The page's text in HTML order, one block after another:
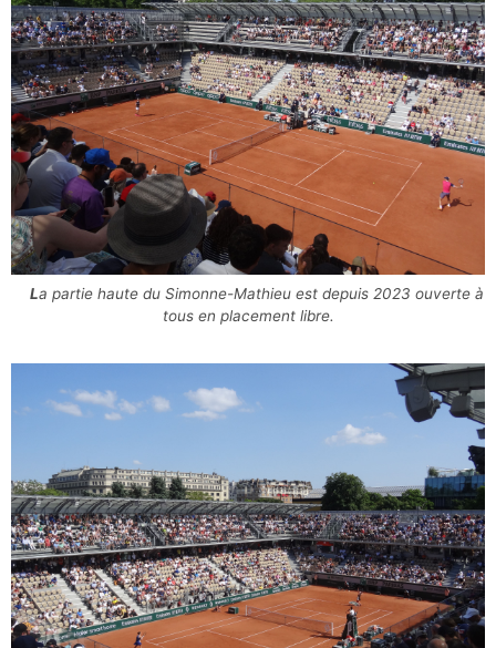
La partie haute du Simonne-Mathieu est depuis 2023 ouverte à
tous en placement libre.